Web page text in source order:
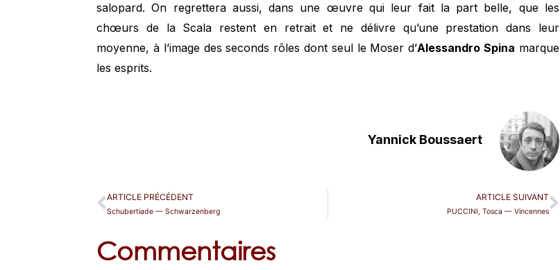
salopard. On regrettera aussi, dans une œuvre qui leur fait la part belle, que les
chœurs de la Scala restent en retrait et ne délivre qu’une prestation dans leur
moyenne, à l’image des seconds rôles dont seul le Moser d’Alessandro Spina marque
les esprits.
Yannick Boussaert
ARTICLE PRÉCÉDENT
Schubertiade — Schwarzenberg
ARTICLE SUIVANT
PUCCINI, Tosca — Vincennes
Commentaires